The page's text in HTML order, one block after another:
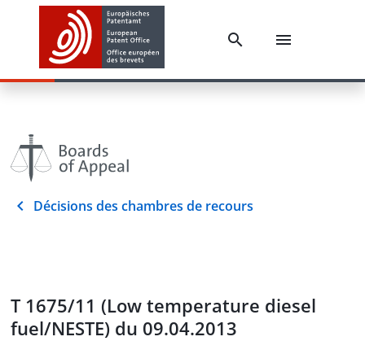
Décisions des chambres de recours
T 1675/11 (Low temperature diesel
fuel/NESTE) du 09.04.2013